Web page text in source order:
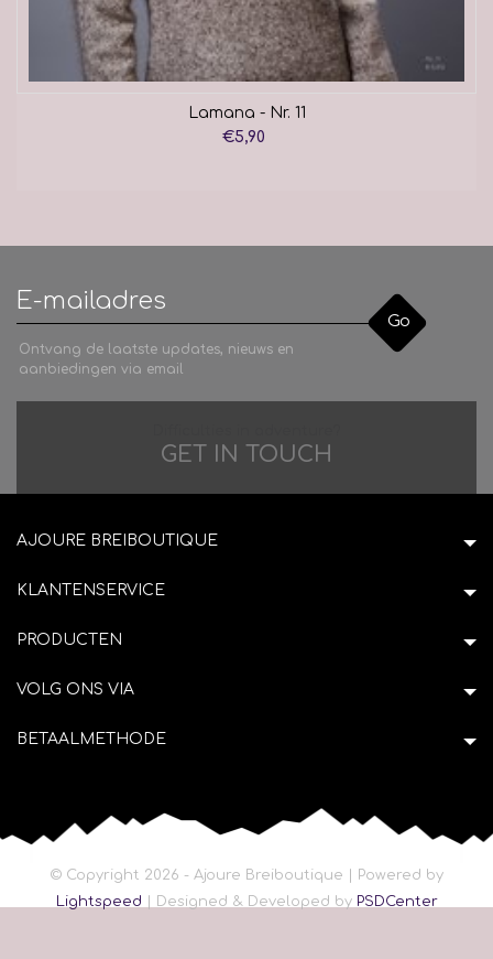
Lamana - Nr. 11
€5,90
Go
Ontvang de laatste updates, nieuws en
aanbiedingen via email
GET IN TOUCH
AJOURE BREIBOUTIQUE
KLANTENSERVICE
PRODUCTEN
VOLG ONS VIA
BETAALMETHODE
© Copyright 2026 - Ajoure Breiboutique | Powered by
Lightspeed | Designed & Developed by PSDCenter